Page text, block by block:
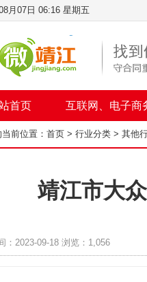
月07日 06:16 星期五
首页 互联网、电子商
前位置： 首页 > 行业分类 > 其他
靖江市大
：2023-09-18 浏览：1,056